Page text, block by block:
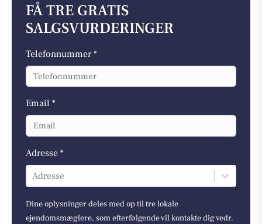
FÅ TRE GRATIS
SALGSVURDERINGER
Telefonnummer *
Email *
Adresse *
Adresse
Dine oplysninger deles med op til tre lokale
ejendomsmæglere, som efterfølgende vil kontakte dig vedr.